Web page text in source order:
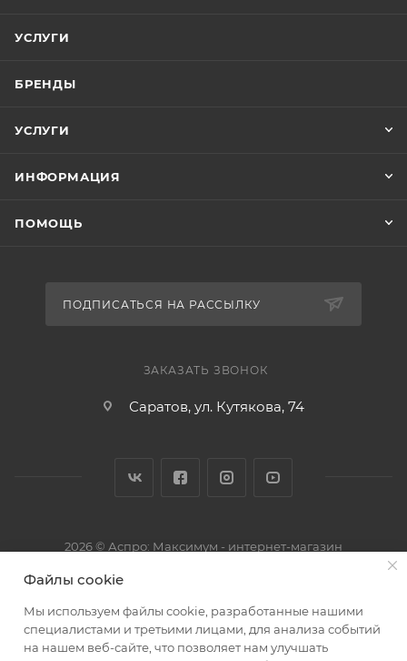
УСЛУГИ
БРЕНДЫ
УСЛУГИ
ИНФОРМАЦИЯ
ПОМОЩЬ
ПОДПИСАТЬСЯ НА РАССЫЛКУ
ЗАКАЗАТЬ ЗВОНОК
Саратов, ул. Кутякова, 74
2026 © Аспро: Максимум - интернет-магазин
Файлы cookie
Мы используем файлы cookie, разработанные нашими
специалистами и третьими лицами, для анализа событий
на нашем веб-сайте, что позволяет нам улучшать